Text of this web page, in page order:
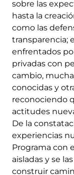
sobre las
hasta la
como las
transparencia;
enfrentados
privadas con
cambio,
conocidas y
reconociendo
actitudes
De la
experiencias
Programa con
aisladas y se
construir